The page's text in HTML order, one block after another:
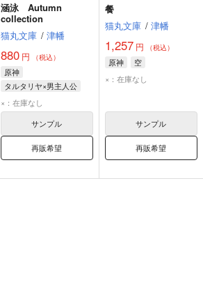
涵泳 Autumn
collection
猫丸文庫 / 津幡
880 円 （税込）
原神
タルタリヤ×男主人公
タルタリヤ
×：在庫なし
サンプル
再販希望
餐
猫丸文庫 / 津幡
1,257円 （税込）
原神
空
×：在庫なし
サンプル
再販希望